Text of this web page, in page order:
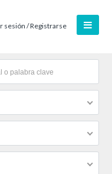
sesión / Registrarse